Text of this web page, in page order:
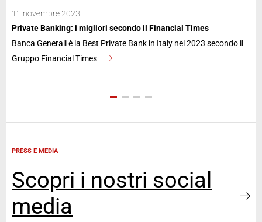
11 novembre 2023
Private Banking: i migliori secondo il Financial Times
Banca Generali è la Best Private Bank in Italy nel 2023 secondo il
Gruppo Financial Times
PRESS E MEDIA
Scopri i nostri social
media